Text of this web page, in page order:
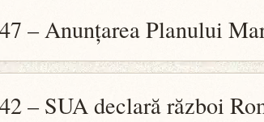
– Anunțarea Planului
– SUA declară război